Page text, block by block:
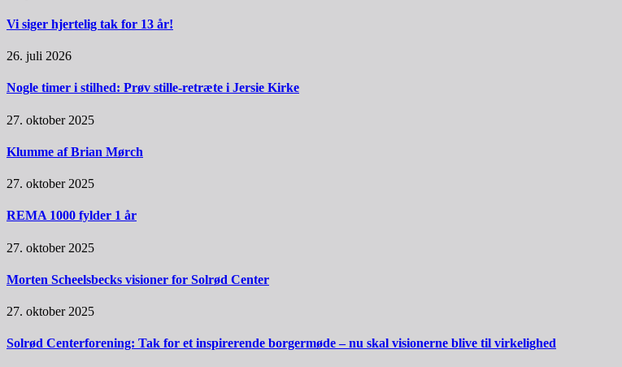
Vi siger hjertelig tak for 13 år!
26. juli 2026
Nogle timer i stilhed: Prøv stille-retræte i Jersie Kirke
27. oktober 2025
Klumme af Brian Mørch
27. oktober 2025
REMA 1000 fylder 1 år
27. oktober 2025
Morten Scheelsbecks visioner for Solrød Center
27. oktober 2025
Solrød Centerforening: Tak for et inspirerende borgermøde – nu skal visionerne blive til virkelighed